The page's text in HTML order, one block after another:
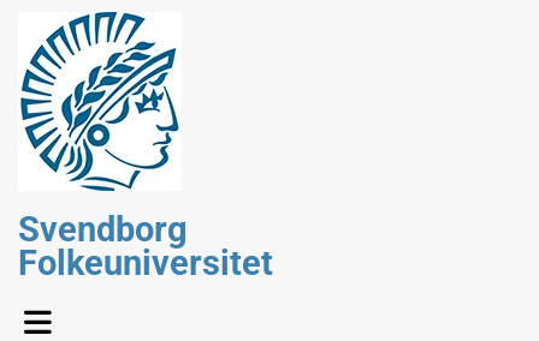
Svendborg
Folkeuniversitet